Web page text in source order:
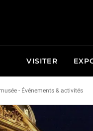
VISITER
- Événements & activités